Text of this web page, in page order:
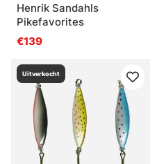
Henrik Sandahls
Pikefavorites
€139
Uitverkocht